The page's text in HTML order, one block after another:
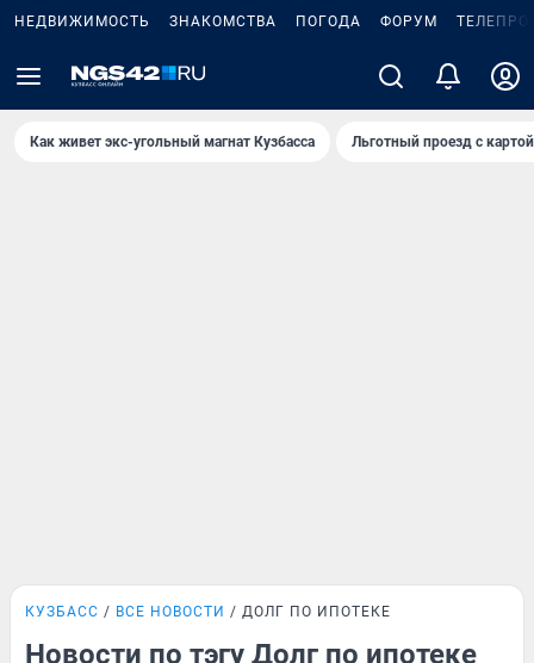
НЕДВИЖИМОСТЬ ЗНАКОМСТВА ПОГОДА ФОРУМ
Как живет экс-угольный магнат Кузбасса Льготный проезд с
КУЗБАСС ВСЕ НОВОСТИ ДОЛГ ПО ИПОТЕКЕ
Новости по тэгу Долг по ипотеке